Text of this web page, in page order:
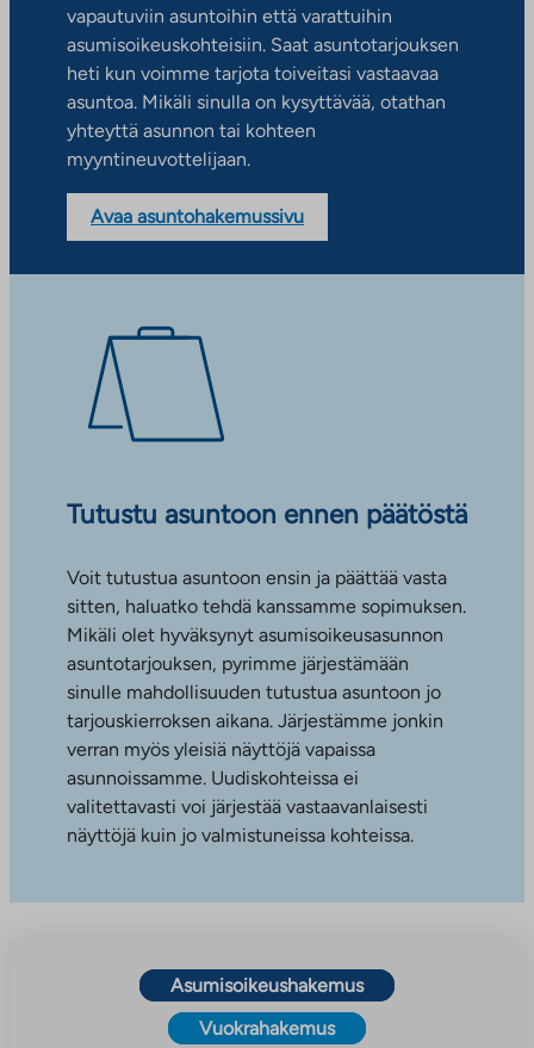
vapautuviin asuntoihin että varattuihin
asumisoikeuskohteisiin. Saat asuntotarjouksen
heti kun voimme tarjota toiveitasi vastaavaa
asuntoa. Mikäli sinulla on kysyttävää, otathan
yhteyttä asunnon tai kohteen
myyntineuvottelijaan.
Avaa asuntohakemussivu
Tutustu asuntoon ennen päätöstä
Voit tutustua asuntoon ensin ja päättää vasta
sitten, haluatko tehdä kanssamme sopimuksen.
Mikäli olet hyväksynyt asumisoikeusasunnon
asuntotarjouksen, pyrimme järjestämään
sinulle mahdollisuuden tutustua asuntoon jo
tarjouskierroksen aikana. Järjestämme jonkin
verran myös yleisiä näyttöjä vapaissa
asunnoissamme. Uudiskohteissa ei
valitettavasti voi järjestää vastaavanlaisesti
näyttöjä kuin jo valmistuneissa kohteissa.
Asumisoikeushakemus
Vuokrahakemus